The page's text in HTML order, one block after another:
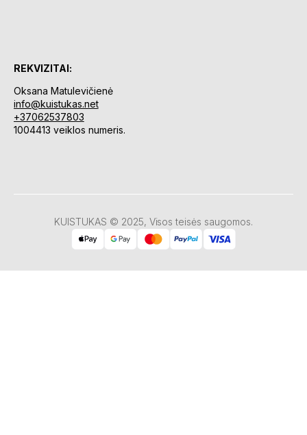
REKVIZITAI:
Oksana Matulevičienė
info@kuistukas.net
+37062537803
1004413 veiklos numeris.
KUISTUKAS © 2025, Visos teisės saugomos.